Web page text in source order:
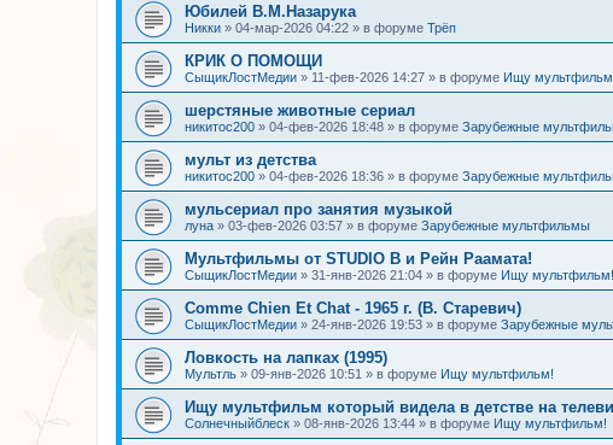
Юбилей В.М.Назарука
Никки » 04-мар-2026 04:22 » в форуме Трёп
КРИК О ПОМОЩИ
СыщикЛостМедии » 11-фев-2026 14:27 » в форуме Ищу
шерстяные животные сериал
никитос200 » 04-фев-2026 18:48 » в форуме Зарубежные
мульт из детства
никитос200 » 04-фев-2026 18:36 » в форуме Зарубежные
мульсериал про занятия музыкой
луна » 03-фев-2026 03:57 » в форуме Зарубежные мультфильмы
Мультфильмы от STUDIO B и Рейн Раамата!
СыщикЛостМедии » 31-янв-2026 21:04 » в форуме Ищу мультфильм!
Comme Chien Et Chat - 1965 г. (В. Старевич)
СыщикЛостМедии » 24-янв-2026 19:53 » в форуме Зарубежные
Ловкость на лапках (1995)
Мультль » 09-янв-2026 10:51 » в форуме Ищу мультфильм!
Ищу мультфильм который видела в детстве на
Солнечныйблеск » 08-янв-2026 13:44 » в форуме Ищу мультфильм!